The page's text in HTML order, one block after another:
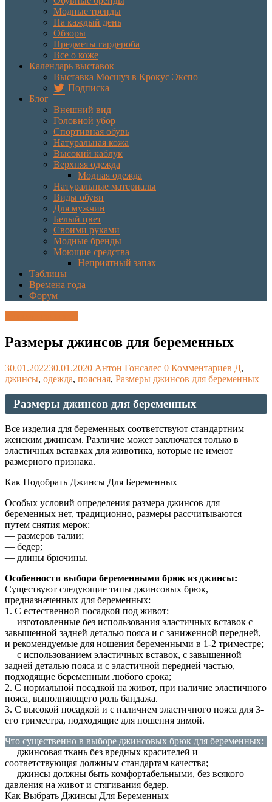
Модные тренды
На каждый день
Обзоры
Предметы гардероба
Все о коже
Календарь выставок
Выставка Мосшуз в Крокус Экспо
Подписка
Блог
Внешний вид
Головной убор
Спортивная обувь
Натуральная кожа
Высокий каблук
Верхняя одежда
Модная одежда
Натуральные материалы
Виды обуви
Для мужчин
Белый цвет
Своими руками
Модные бренды
Моющие средства
Неприятный запах
Таблицы
Времена года
Форум
Размеры джинсов для беременных
30.01.202230.01.2020 Антон Гонсалес 0 Комментариев Д,
джинсы, одежда, поясная, Размеры джинсов для беременных
Размеры джинсов для беременных
Все изделия для беременных соответствуют стандартним
женским джинсам. Различие может заключатся только в
эластичных вставках для животика, которые не имеют
размерного признака.
Как Подобрать Джинсы Для Беременных
Особых условий определения размера джинсов для
беременных нет, традиционно, размеры рассчитываются
путем снятия мерок:
— размеров талии;
— бедер;
— длины брючины.
Особенности выбора беременными брюк из джинсы:
Существуют следующие типы джинсовых брюк,
предназначенных для беременных:
1. С естественной посадкой под живот:
— изготовленные без использования эластичных вставок с
завышенной задней деталью пояса и с заниженной передней,
и рекомендуемые для ношения беременными в 1-2 триместре;
— с использованием эластичных вставок, с завышенной
задней деталью пояса и с эластичной передней частью,
подходящие беременным любого срока;
2. С нормальной посадкой на живот, при наличие эластичного
пояса, выполняющего роль бандажа.
3. С высокой посадкой и с наличием эластичного пояса для 3-
его триместра, подходящие для ношения зимой.
Что существенно в выборе джинсовых брюк для беременных:
— джинсовая ткань без вредных красителей и
соответствующая должным стандартам качества;
— джинсы должны быть комфортабельными, без всякого
давления на живот и стягивания бедер.
Как Выбрать Джинсы Для Беременных